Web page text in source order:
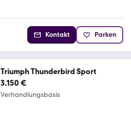
Kontakt Parken
Triumph Thunderbird Sport
3.150 €
Verhandlungsbasis